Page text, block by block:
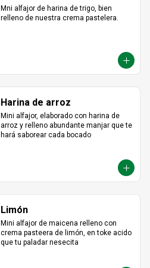
Mni alfajor de harina de trigo, bien
relleno de nuestra crema pastelera.
Harina de arroz
Mini alfajor, elaborado con harina de
arroz y relleno abundante manjar que te
hará saborear cada bocado
Limón
Mini alfajor de maicena relleno con
crema pasteera de limón, en toke acido
que tu paladar nesecita